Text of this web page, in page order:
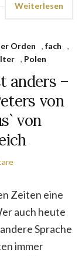
Weiterlesen
Orden , fach
,
, Polen
anders –
von
von
Zeiten eine
auch heute
Sprache
immer